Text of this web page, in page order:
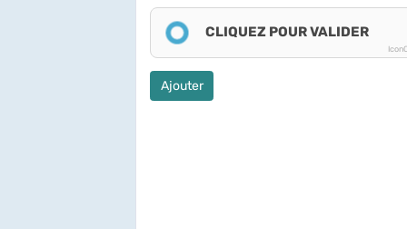
CLIQUEZ POUR VALIDER
Ajouter